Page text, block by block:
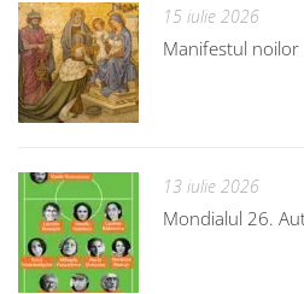
15 iulie 2026
Manifestul noilor
13 iulie 2026
Mondialul 26.